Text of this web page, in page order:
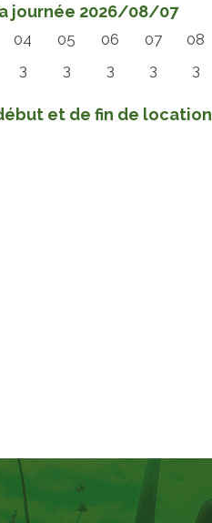
journée 2026/08/07
04 05 06 07 08
3 3 3 3 3
et de fin de location